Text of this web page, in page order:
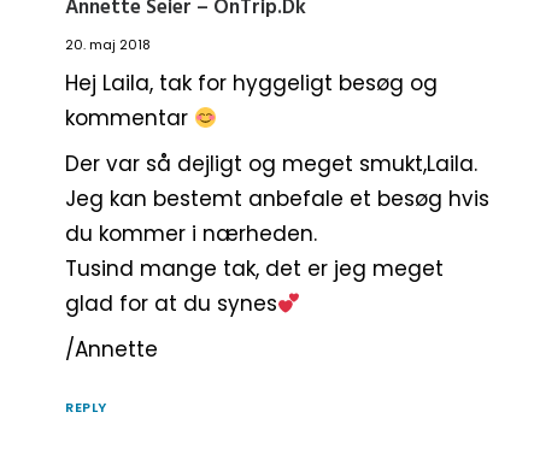
Annette Seier – OnTrip.dk
20. maj 2018
Hej Laila, tak for hyggeligt besøg og
kommentar
Der var så dejligt og meget smukt,Laila.
Jeg kan bestemt anbefale et besøg hvis
du kommer i nærheden.
Tusind mange tak, det er jeg meget
glad for at du synes
/Annette
REPLY